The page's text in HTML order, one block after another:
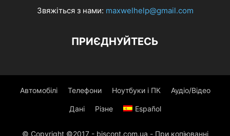
Звяжіться з нами: maxwelhelp@gmail.com
ПРИЄДНУЙТЕСЬ
Автомобілі Телефони Ноутбуки і ПК Аудіо/Відео
Дані Різне Español
© Copyright ©2017 - biscont.com.ua - При копіюванні